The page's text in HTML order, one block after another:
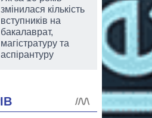
змінилася кількість
вступників на
бакалаврат,
магістратуру та
аспірантуру